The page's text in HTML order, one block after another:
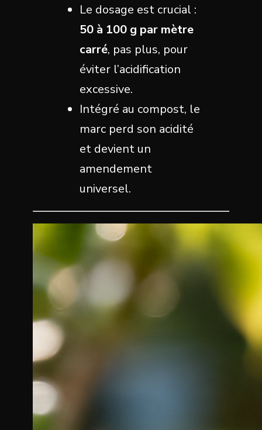
Le dosage est crucial :
50 à 100 g par mètre
carré, pas plus, pour
éviter l’acidification
excessive.
Intégré au compost, le
marc perd son acidité
et devient un
amendement
universel.